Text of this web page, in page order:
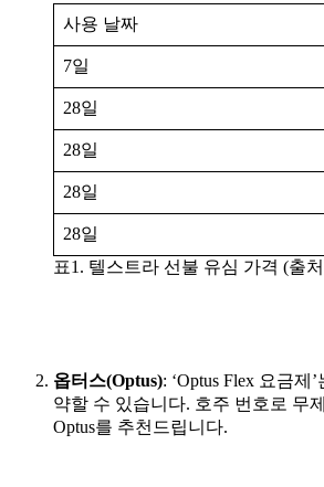
사용 날짜
7일
28일
28일
28일
28일
표1. 텔스트라 선불 유심 가격 (출
옵터스(Optus): ‘Optus Flex 요금
약할 수 있습니다. 호주 번호로 무
Optus를 추천드립니다.